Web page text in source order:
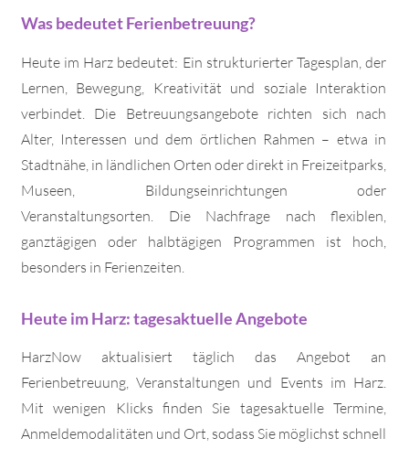
Was bedeutet Ferienbetreuung?
Heute im Harz bedeutet: Ein strukturierter Tagesplan, der
Lernen, Bewegung, Kreativität und soziale Interaktion
verbindet. Die Betreuungsangebote richten sich nach
Alter, Interessen und dem örtlichen Rahmen – etwa in
Stadtnähe, in ländlichen Orten oder direkt in Freizeitparks,
Museen, Bildungseinrichtungen oder
Veranstaltungsorten. Die Nachfrage nach flexiblen,
ganztägigen oder halbtägigen Programmen ist hoch,
besonders in Ferienzeiten.
Heute im Harz: tagesaktuelle Angebote
HarzNow aktualisiert täglich das Angebot an
Ferienbetreuung, Veranstaltungen und Events im Harz.
Mit wenigen Klicks finden Sie tagesaktuelle Termine,
Anmeldemodalitäten und Ort, sodass Sie möglichst schnell